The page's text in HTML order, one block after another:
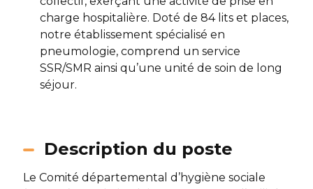
charge hospitalière. Doté de 84 lits et places,
notre établissement spécialisé en
pneumologie, comprend un service
SSR/SMR ainsi qu’une unité de soin de long
séjour.
Description du poste
Le Comité départemental d’hygiène sociale